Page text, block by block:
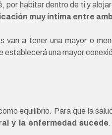
por habitar dentro de ti y
muy íntima entre
a tener una mayor o
establecerá una mayor
equilibrio. Para que la
y la enfermedad sucede